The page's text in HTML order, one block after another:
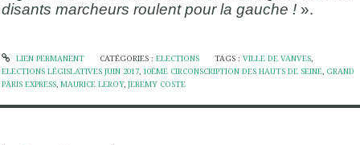
disants marcheurs roulent pour la gauche ! ».
LIEN PERMANENT CATÉGORIES : ELECTIONS TAGS :VILLE DE VANVES,
ELECTIONS LÉGISLATIVES JUIN 2017, 10ÉME CIRCONSCRIPTION DES HAUTS DE SEINE, GRAND
PÄRIS EXPRESS, MAURICE LEROY, JEREMY COSTE